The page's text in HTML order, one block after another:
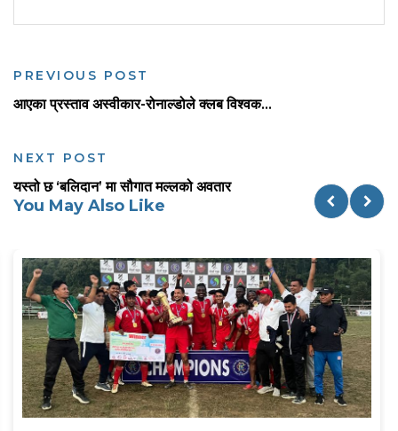
PREVIOUS POST
आएका प्रस्ताव अस्वीकार-रोनाल्डोले क्लब विश्वक...
NEXT POST
यस्तो छ ‘बलिदान’ मा सौगात मल्लको अवतार
You May Also Like